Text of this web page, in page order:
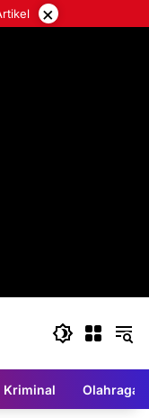
×
Kriminal Olahraga